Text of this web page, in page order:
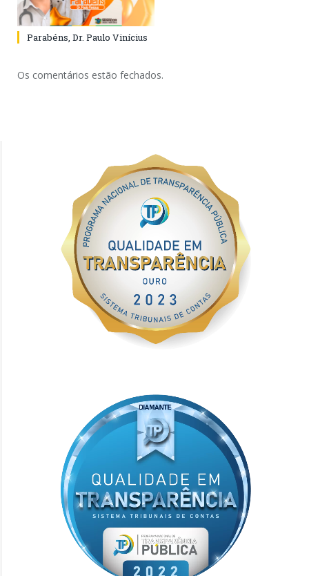
Parabéns, Dr. Paulo Vinícius
Os comentários estão fechados.